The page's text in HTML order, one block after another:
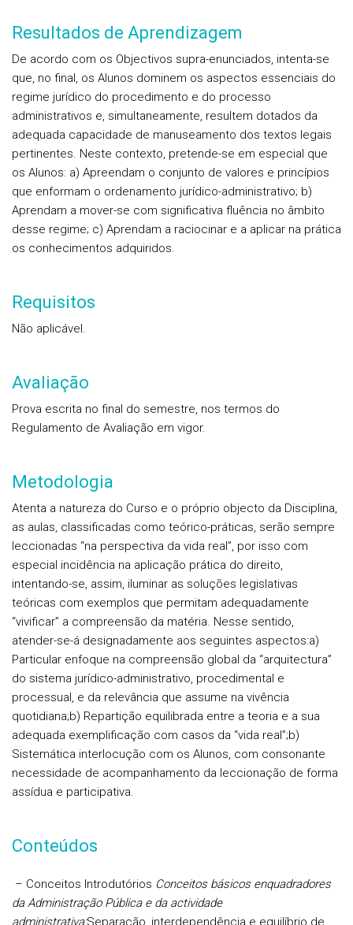
Resultados de Aprendizagem
De acordo com os Objectivos supra-enunciados, intenta-se
que, no final, os Alunos dominem os aspectos essenciais do
regime jurídico do procedimento e do processo
administrativos e, simultaneamente, resultem dotados da
adequada capacidade de manuseamento dos textos legais
pertinentes. Neste contexto, pretende-se em especial que
os Alunos: a) Apreendam o conjunto de valores e princípios
que enformam o ordenamento jurídico-administrativo; b)
Aprendam a mover-se com significativa fluência no âmbito
desse regime; c) Aprendam a raciocinar e a aplicar na prática
os conhecimentos adquiridos.
Requisitos
Não aplicável.
Avaliação
Prova escrita no final do semestre, nos termos do
Regulamento de Avaliação em vigor.
Metodologia
Atenta a natureza do Curso e o próprio objecto da Disciplina,
as aulas, classificadas como teórico-práticas, serão sempre
leccionadas “na perspectiva da vida real”, por isso com
especial incidência na aplicação prática do direito,
intentando-se, assim, iluminar as soluções legislativas
teóricas com exemplos que permitam adequadamente
“vivificar” a compreensão da matéria. Nesse sentido,
atender-se-á designadamente aos seguintes aspectos:a)
Particular enfoque na compreensão global da “arquitectura”
do sistema jurídico-administrativo, procedimental e
processual, e da relevância que assume na vivência
quotidiana;b) Repartição equilibrada entre a teoria e a sua
adequada exemplificação com casos da “vida real”;b)
Sistemática interlocução com os Alunos, com consonante
necessidade de acompanhamento da leccionação de forma
assídua e participativa.
Conteúdos
– Conceitos Introdutórios Conceitos básicos enquadradores
da Administração Pública e da actividade
administrativa:Separação, interdependência e equilíbrio de